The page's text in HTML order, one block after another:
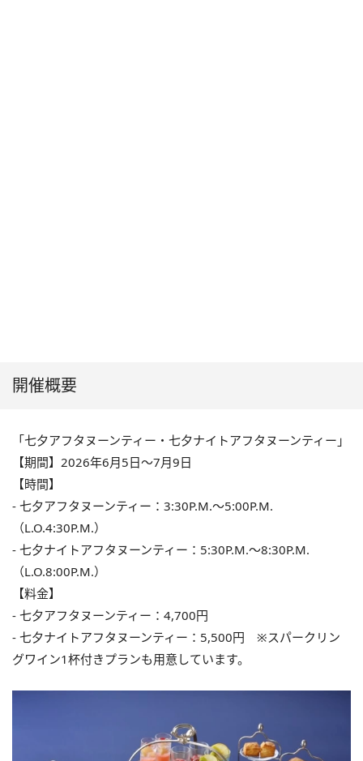
開催概要
「七夕アフタヌーンティー・七夕ナイトアフタヌーンティー」
【期間】2026年6月5日〜7月9日
【時間】
‐ 七夕アフタヌーンティー：3:30P.M.〜5:00P.M.
（L.O.4:30P.M.）
‐ 七夕ナイトアフタヌーンティー：5:30P.M.〜8:30P.M.
（L.O.8:00P.M.）
【料金】
‐ 七夕アフタヌーンティー：4,700円
‐ 七夕ナイトアフタヌーンティー：5,500円 ※スパークリン
グワイン1杯付きプランも用意しています。